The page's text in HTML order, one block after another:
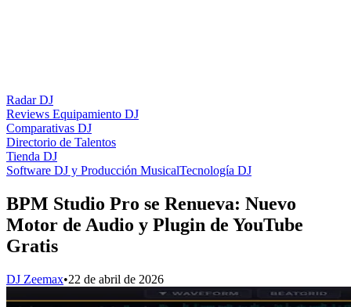
Radar DJ
Reviews Equipamiento DJ
Comparativas DJ
Directorio de Talentos
Tienda DJ
Software DJ y Producción MusicalTecnología DJ
BPM Studio Pro se Renueva: Nuevo
Motor de Audio y Plugin de YouTube
Gratis
DJ Zeemax•22 de abril de 2026